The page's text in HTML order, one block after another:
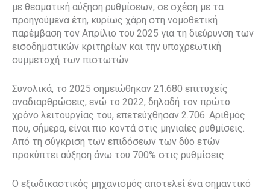
με θεαματική αύξηση ρυθμίσεων, σε σχέση με τα
προηγούμενα έτη, κυρίως χάρη στη νομοθετική
παρέμβαση τον Απρίλιο του 2025 για τη διεύρυνση των
εισοδηματικών κριτηρίων και την υποχρεωτική
συμμετοχή́ των πιστωτών.
Συνολικά, το 2025 σημειώθηκαν 21.680 επιτυχείς
αναδιαρθρώσεις, ενώ το 2022, δηλαδή τον πρώτο
χρόνο λειτουργίας του, επετεύχθησαν 2.706. Αριθμός
που, σήμερα, είναι πιο κοντά στις μηνιαίες ρυθμίσεις.
Από τη σύγκριση των επιδόσεων των δύο ετών
προκύπτει αύξηση άνω του 700% στις ρυθμίσεις.
Ο εξωδικαστικός μηχανισμός αποτελεί ένα σημαντικό